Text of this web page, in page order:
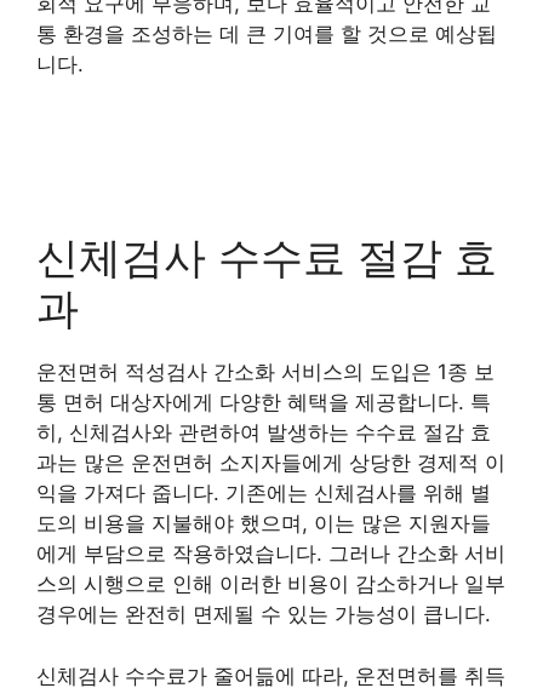
통 환경을 조성하는 데 큰 기여를 할 것으로 예상됩
니다.
신체검사 수수료 절감 효
과
운전면허 적성검사 간소화 서비스의 도입은 1종 보
통 면허 대상자에게 다양한 혜택을 제공합니다. 특
히, 신체검사와 관련하여 발생하는 수수료 절감 효
과는 많은 운전면허 소지자들에게 상당한 경제적 이
익을 가져다 줍니다. 기존에는 신체검사를 위해 별
도의 비용을 지불해야 했으며, 이는 많은 지원자들
에게 부담으로 작용하였습니다. 그러나 간소화 서비
스의 시행으로 인해 이러한 비용이 감소하거나 일부
경우에는 완전히 면제될 수 있는 가능성이 큽니다.
신체검사 수수료가 줄어듦에 따라, 운전면허를 취득